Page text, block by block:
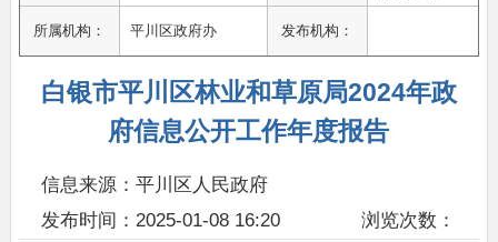
所属机构： 平川区政府办 发布机构：
白银市平川区林业和草原局2024年政
府信息公开工作年度报告
信息来源：平川区人民政府
发布时间：2025-01-08 16:20
浏览次数：